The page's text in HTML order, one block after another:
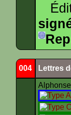
004 Lettres